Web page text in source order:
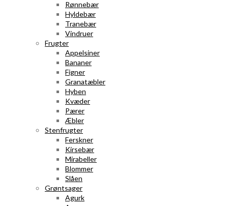
Rønnebær
Hyldebær
Tranebær
Vindruer
Frugter
Appelsiner
Bananer
Figner
Granatæbler
Hyben
Kvæder
Pærer
Æbler
Stenfrugter
Ferskner
Kirsebær
Mirabeller
Blommer
Slåen
Grøntsager
Agurk